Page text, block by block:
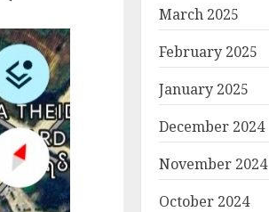
March 2025
February 2025
January 2025
December 2024
November 2024
October 2024